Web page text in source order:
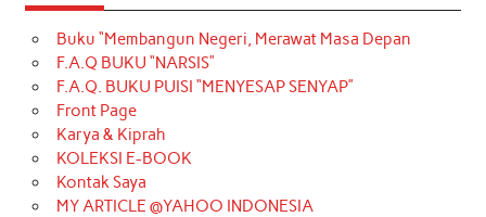
e
b
o
o
k
t
a
g
r
a
m
T
o
k
t
e
r
k
e
d
t
t
e
T
u
b
Buku “Membangun Negeri, Merawat Masa Depan
F.A.Q BUKU “NARSIS”
F.A.Q. BUKU PUISI “MENYESAP SENYAP”
Front Page
Karya & Kiprah
KOLEKSI E-BOOK
Kontak Saya
MY ARTICLE @YAHOO INDONESIA